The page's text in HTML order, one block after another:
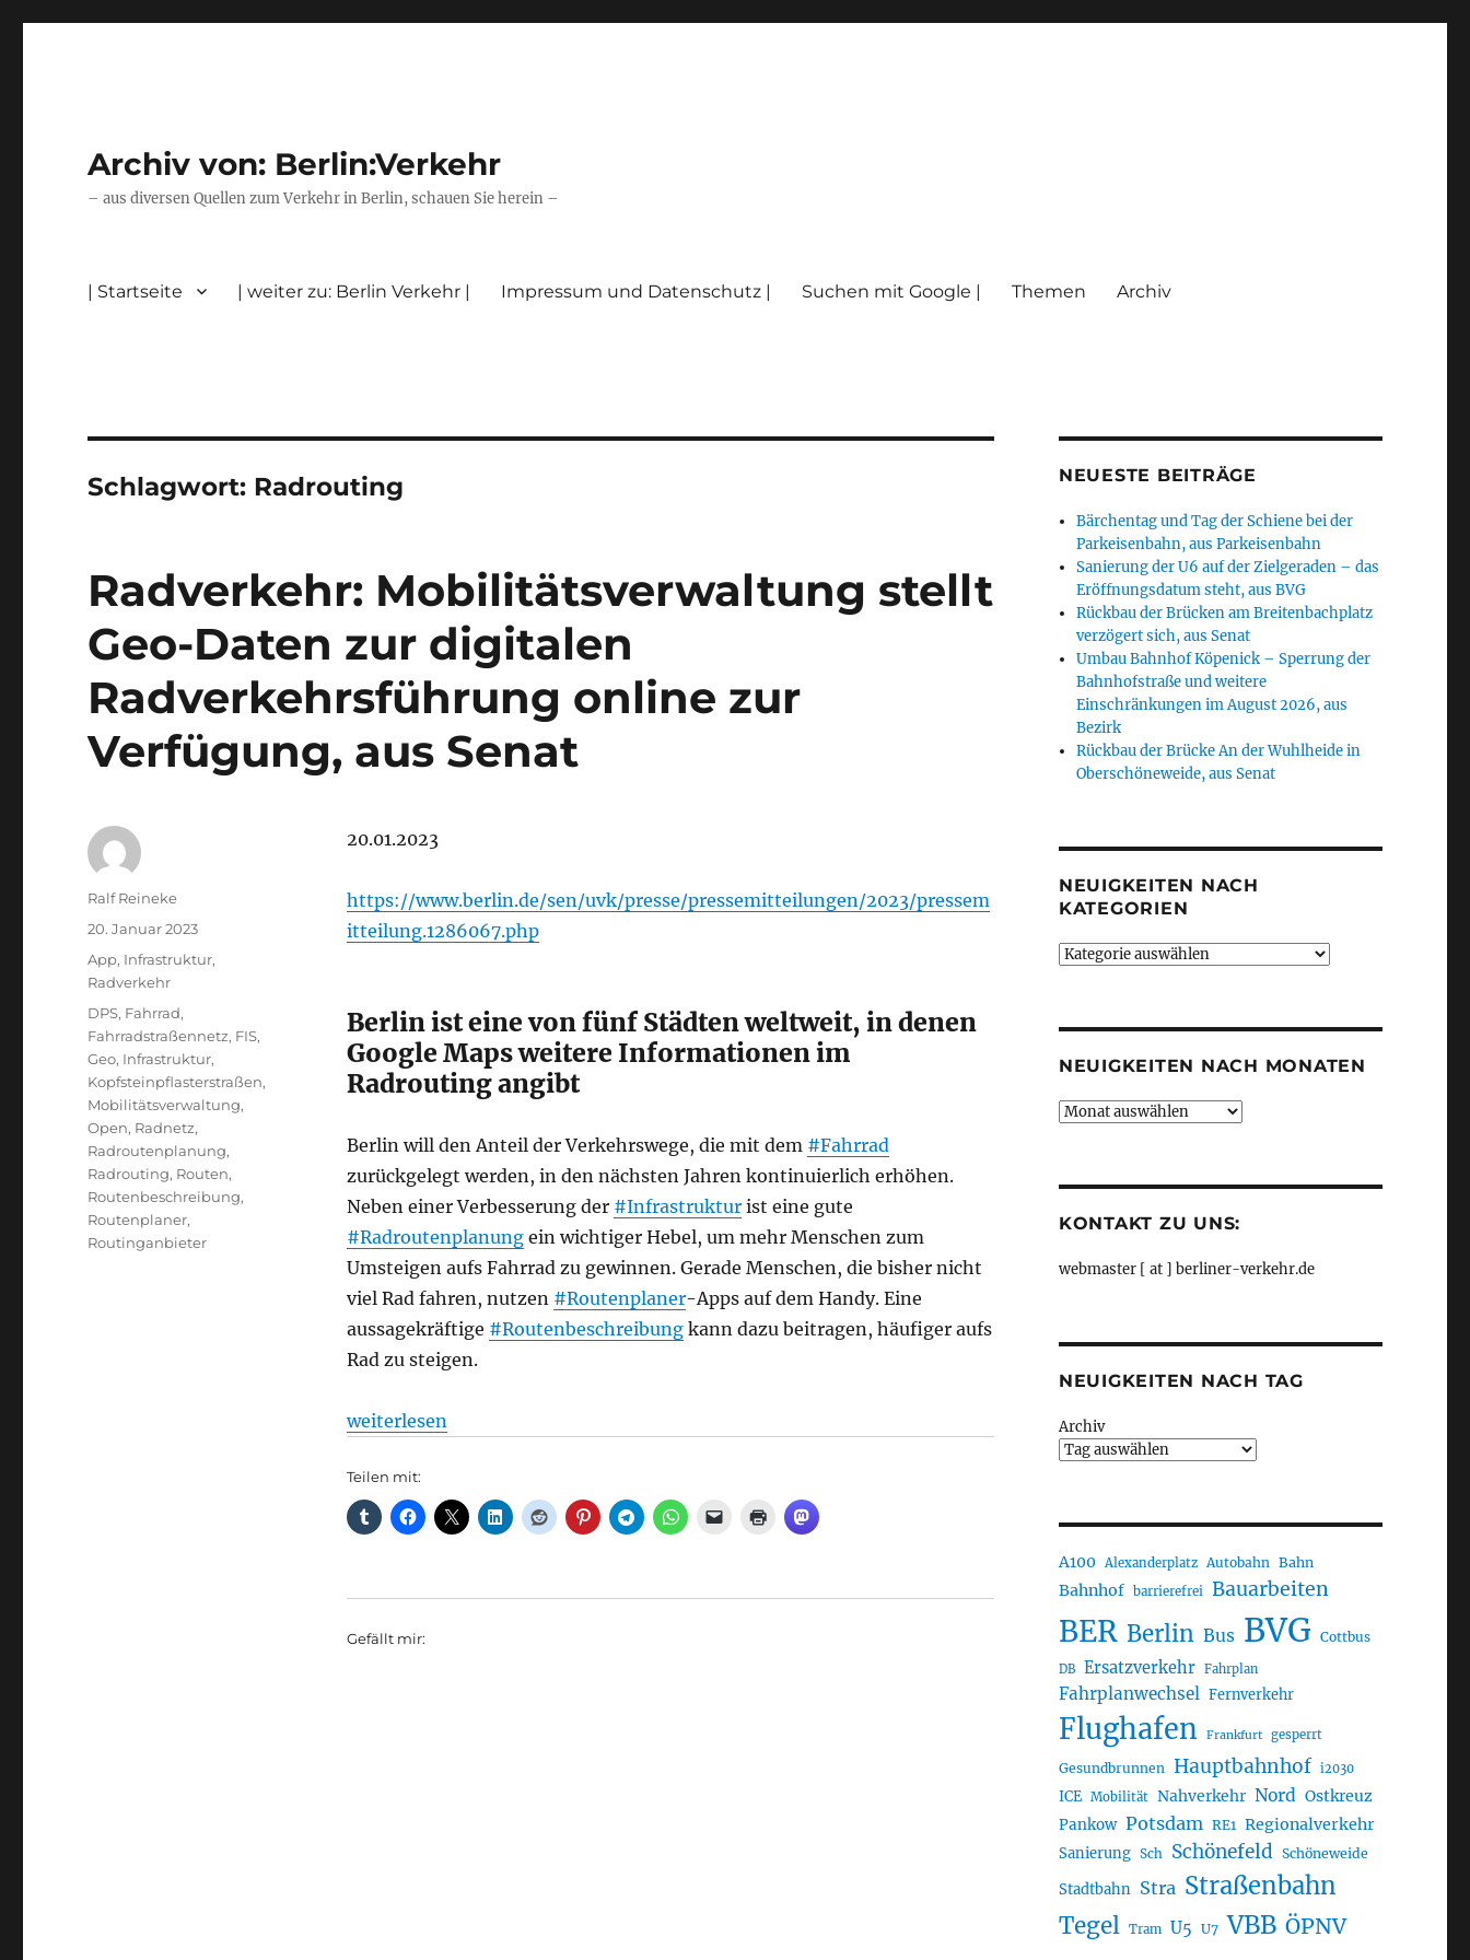
Archiv von: Berlin:Verkehr
– aus diversen Quellen zum Verkehr in Berlin, schauen Sie herein –
| Startseite | weiter zu: Berlin Verkehr | Impressum und Datenschutz | Suchen mit Google | Themen Archiv
Schlagwort: Radrouting
Radverkehr: Mobilitätsverwaltung stellt
Geo-Daten zur digitalen
Radverkehrsführung online zur
Verfügung, aus Senat
20.01.2023
https://www.berlin.de/sen/uvk/presse/pressemitteilungen/2023/pressem
itteilung.1286067.php
Berlin ist eine von fünf Städten weltweit, in denen
Google Maps weitere Informationen im
Radrouting angibt
Berlin will den Anteil der Verkehrswege, die mit dem #Fahrrad
zurückgelegt werden, in den nächsten Jahren kontinuierlich erhöhen.
Neben einer Verbesserung der #Infrastrukturist eine gute
#Radroutenplanungein wichtiger Hebel, um mehr Menschen zum
Umsteigen aufs Fahrrad zu gewinnen. Gerade Menschen, die bisher nicht
viel Rad fahren, nutzen #Routenplaner-Apps auf dem Handy. Eine
aussagekräftige #Routenbeschreibungkann dazu beitragen, häufiger aufs
Rad zu steigen.
„Radverkehr: Mobilitätsverwaltung stellt Geo-Daten zur digitalen Radverkehrsführung online zur Verfügung, aus Senat“
weiterlesen
Teilen mit:
Gefällt mir:
Autor
Ralf Reineke
Veröffentlicht
20. Januar 2023
Kategorien
App, Infrastruktur,
Radverkehr
Schlagwörter
DPS, Fahrrad,
Fahrradstraßennetz, FIS,
Geo, Infrastruktur,
Kopfsteinpflasterstraßen,
Mobilitätsverwaltung,
Open, Radnetz,
Radroutenplanung,
Radrouting, Routen,
Routenbeschreibung,
Routenplaner,
Routinganbieter
NEUESTE BEITRÄGE
Bärchentag und Tag der Schiene bei der
Parkeisenbahn, aus Parkeisenbahn
Sanierung der U6 auf der Zielgeraden – das
Eröffnungsdatum steht, aus BVG
Rückbau der Brücken am Breitenbachplatz
verzögert sich, aus Senat
Umbau Bahnhof Köpenick – Sperrung der
Bahnhofstraße und weitere
Einschränkungen im August 2026, aus
Bezirk
Rückbau der Brücke An der Wuhlheide in
Oberschöneweide, aus Senat
NEUIGKEITEN NACH
KATEGORIEN
Neuigkeiten
NEUIGKEITEN NACH MONATEN
Neuigkeiten
KONTAKT ZU UNS:
webmaster [ at ] berliner-verkehr.de
NEUIGKEITEN NACH TAG
Archiv
A100 Alexanderplatz Autobahn Bahn
Bahnhof barrierefrei Bauarbeiten
BER Berlin Bus BVG Cottbus
DB Ersatzverkehr Fahrplan
Fahrplanwechsel Fernverkehr
Flughafen Frankfurt gesperrt
Gesundbrunnen Hauptbahnhof i2030
ICE Mobilität Nahverkehr Nord Ostkreuz
Pankow Potsdam RE1 Regionalverkehr
Sanierung Sch Schönefeld Schöneweide
Stadtbahn Stra Straßenbahn
Tegel Tram U5 U7 VBB ÖPNV